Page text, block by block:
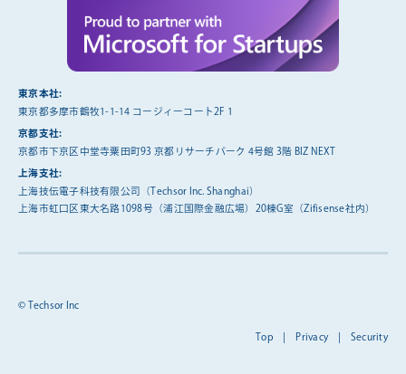
東京本社:
東京都多摩市鶴牧1-1-14 コージィーコート2F 1
京都支社:
京都市下京区中堂寺粟田町93 京都リサーチパーク 4号館 3階 BIZ NEXT
上海支社:
上海技伝電子科技有限公司（Techsor Inc. Shanghai）
上海市虹口区東大名路1098号（浦江国際金融広場）20棟G室（Zifisense社内）
© Techsor Inc
Top | Privacy | Security